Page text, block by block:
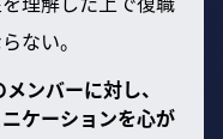
ない。
ンバーに対し、
ケーションを心が